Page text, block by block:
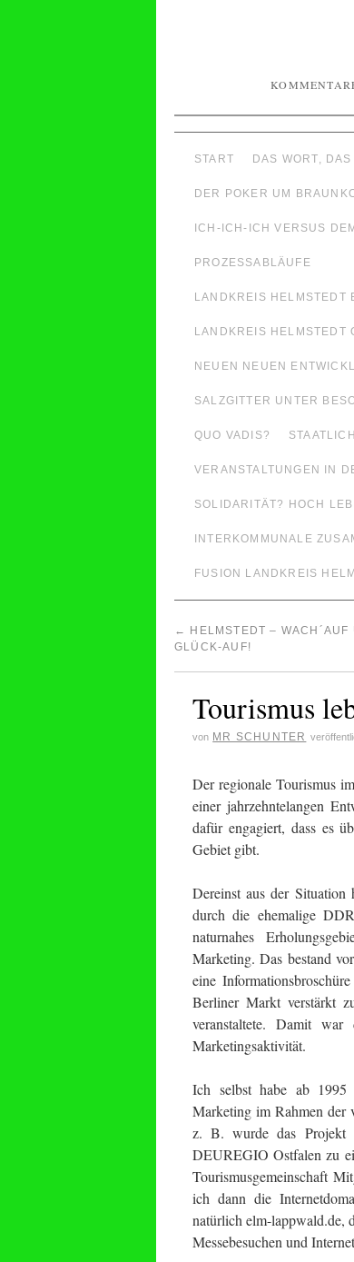
START DAS WORT,
DER POKER UM
ICH-ICH-ICH VERSUS
PROZESSABLÄUFE
LANDKREIS HELMSTEDT
LANDKREIS HELMSTEDT
NEUEN NEUEN
SALZGITTER UNTER
QUO VADIS?
VERANSTALTUNGEN IN
SOLIDARITÄT? HOCH
INTERKOMMUNALE
FUSION LANDKREIS
←
HELMSTEDT – WACH´AUF
GLÜCK-AUF!
Tourismus
von MR SCHUNTER
Der regionale Tourismus
einer jahrzehntelangen
dafür engagiert, dass es
Gebiet gibt.
Dereinst aus der Situation
durch die ehemalige
naturnahes
Marketing. Das bestand
eine
Berliner Markt verstärkt
veranstaltete. Damit
Marketingsaktivität.
Ich selbst habe ab 1995
Marketing im Rahmen der
z. B. wurde das Projekt
DEUREGIO Ostfalen zu
Tourismusgemeinschaft
ich dann die
natürlich elm-lappwald.de,
Messebesuchen und